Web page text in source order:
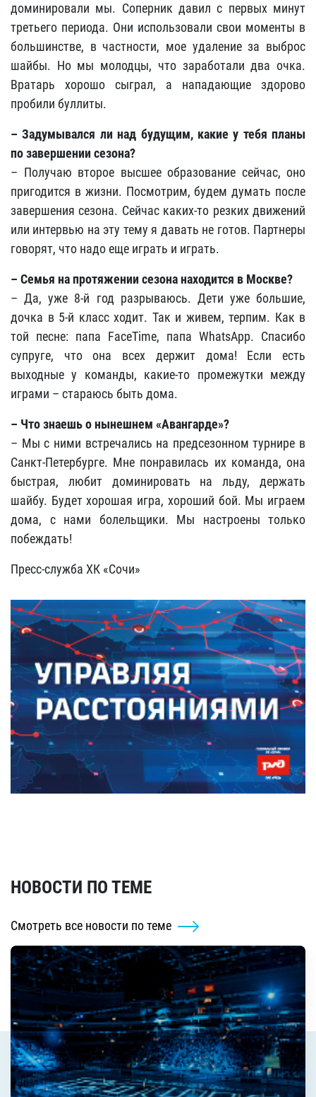
доминировали мы. Соперник давил с первых минут
третьего периода. Они использовали свои моменты в
большинстве, в частности, мое удаление за выброс
шайбы. Но мы молодцы, что заработали два очка.
Вратарь хорошо сыграл, а нападающие здорово
пробили буллиты.
– Задумывался ли над будущим, какие у тебя планы
по завершении сезона?
– Получаю второе высшее образование сейчас, оно
пригодится в жизни. Посмотрим, будем думать после
завершения сезона. Сейчас каких-то резких движений
или интервью на эту тему я давать не готов. Партнеры
говорят, что надо еще играть и играть.
– Семья на протяжении сезона находится в Москве?
– Да, уже 8-й год разрываюсь. Дети уже большие,
дочка в 5-й класс ходит. Так и живем, терпим. Как в
той песне: папа FaceTime, папа WhatsApp. Спасибо
супруге, что она всех держит дома! Если есть
выходные у команды, какие-то промежутки между
играми – стараюсь быть дома.
– Что знаешь о нынешнем «Авангарде»?
– Мы с ними встречались на предсезонном турнире в
Санкт-Петербурге. Мне понравилась их команда, она
быстрая, любит доминировать на льду, держать
шайбу. Будет хорошая игра, хороший бой. Мы играем
дома, с нами болельщики. Мы настроены только
побеждать!
Пресс-служба ХК «Сочи»
НОВОСТИ ПО ТЕМЕ
Смотреть все новости по теме